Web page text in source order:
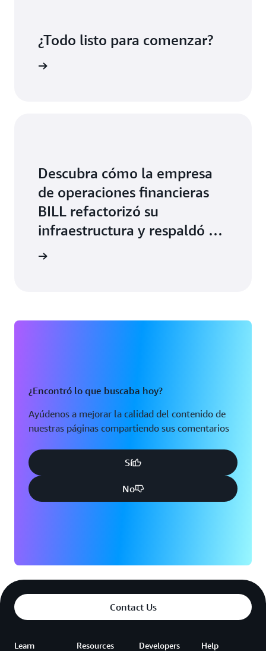
¿Todo listo para comenzar?
Descubra cómo la empresa
de operaciones financieras
BILL refactorizó su
infraestructura y respaldó el
crecimiento gracias a
¿Encontró lo que buscaba hoy?
Ayúdenos a mejorar la calidad del contenido de
nuestras páginas compartiendo sus comentarios
Sí
No
Contact Us
Learn Resources Developers Help